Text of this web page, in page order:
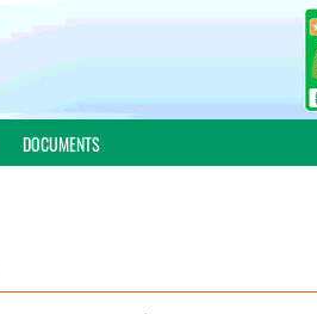
DOCUMENTS